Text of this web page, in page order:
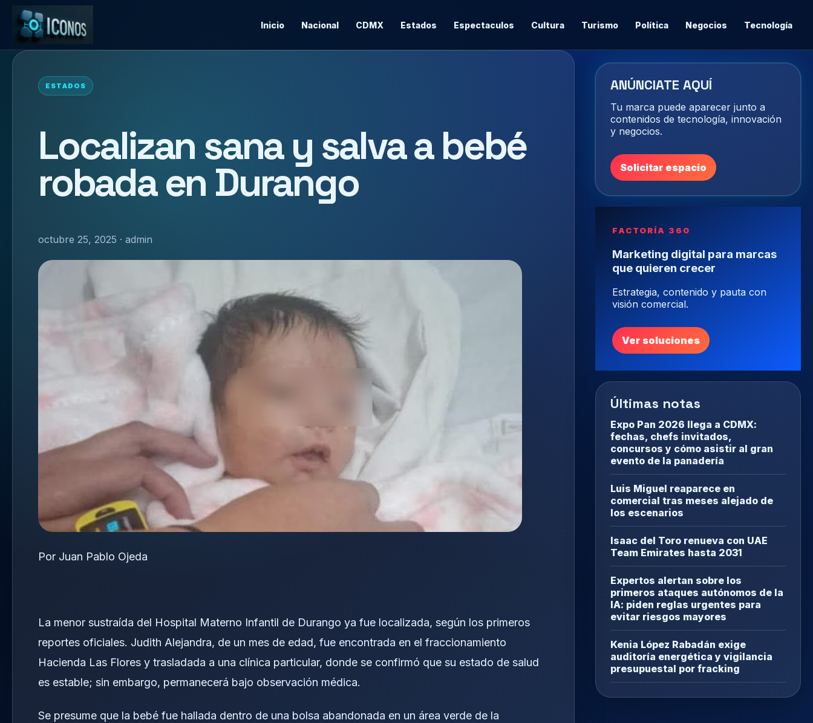
Inicio Nacional CDMX Estados Espectaculos Cultura Turismo Política Negocios Tecnología
ESTADOS
Localizan sana y salva a bebé
robada en Durango
octubre 25, 2025 · admin
Por Juan Pablo Ojeda
La menor sustraída del Hospital Materno Infantil de Durango ya fue localizada, según los primeros
reportes oficiales. Judith Alejandra, de un mes de edad, fue encontrada en el fraccionamiento
Hacienda Las Flores y trasladada a una clínica particular, donde se confirmó que su estado de salud
es estable; sin embargo, permanecerá bajo observación médica.
Se presume que la bebé fue hallada dentro de una bolsa abandonada en un área verde de la
ANÚNCIATE AQUÍ
Tu marca puede aparecer junto a
contenidos de tecnología, innovación
y negocios.
Solicitar espacio
FACTORÍA 360
Marketing digital para marcas
que quieren crecer
Estrategia, contenido y pauta con
visión comercial.
Ver soluciones
Últimas notas
Expo Pan 2026 llega a CDMX:
fechas, chefs invitados,
concursos y cómo asistir al gran
evento de la panadería
Luis Miguel reaparece en
comercial tras meses alejado de
los escenarios
Isaac del Toro renueva con UAE
Team Emirates hasta 2031
Expertos alertan sobre los
primeros ataques autónomos de la
IA: piden reglas urgentes para
evitar riesgos mayores
Kenia López Rabadán exige
auditoría energética y vigilancia
presupuestal por fracking